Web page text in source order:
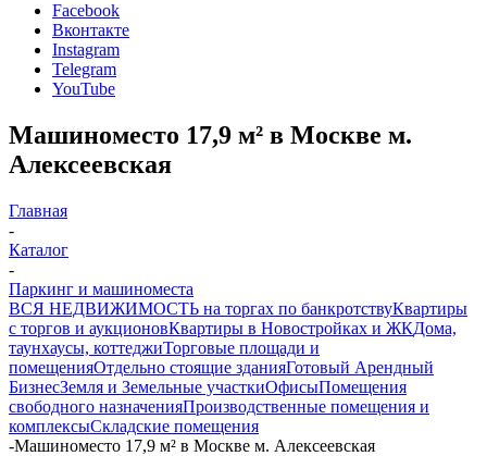
Facebook
Вконтакте
Instagram
Telegram
YouTube
Машиноместо 17,9 м² в Москве м.
Алексеевская
Главная
-
Каталог
-
Паркинг и машиноместа
ВСЯ НЕДВИЖИМОСТЬ на торгах по банкротствуКвартиры
с торгов и аукционовКвартиры в Новостройках и ЖКДома,
таунхаусы, коттеджиТорговые площади и
помещенияОтдельно стоящие зданияГотовый Арендный
БизнесЗемля и Земельные участкиОфисыПомещения
свободного назначенияПроизводственные помещения и
комплексыСкладские помещения
-Машиноместо 17,9 м² в Москве м. Алексеевская